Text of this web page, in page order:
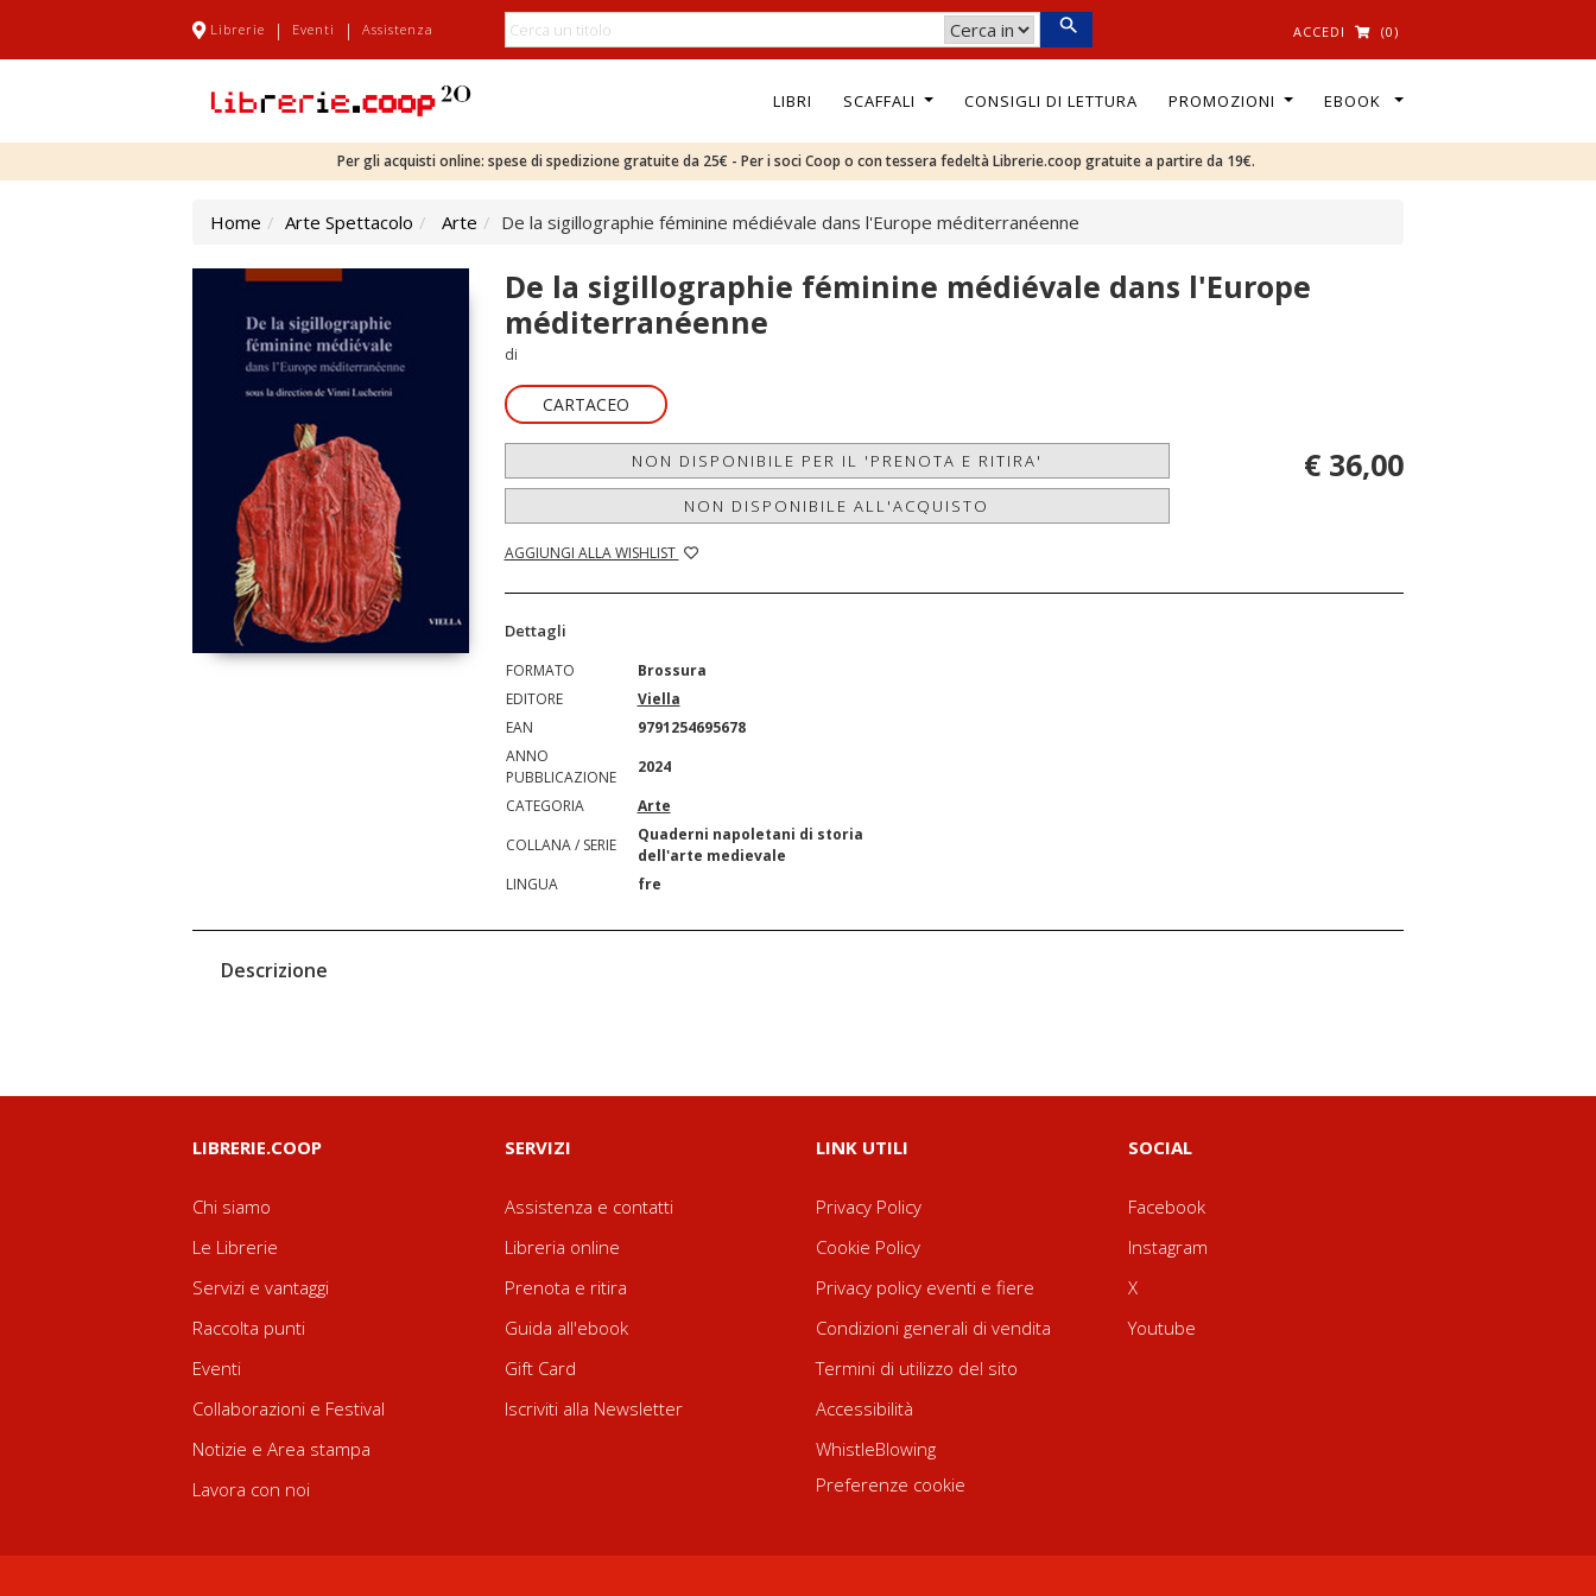
Librerie | Eventi | Assistenza ACCEDI (0)
LIBRI SCAFFALI CONSIGLI DI LETTURA PROMOZIONI EBOOK
Per gli acquisti online: spese di spedizione gratuite da 25€ - Per i soci Coop o con tessera fedeltà Librerie.coop gratuite a partire da 19€.
Home Arte Spettacolo Arte De la sigillographie féminine médiévale dans l'Europe méditerranéenne
De la sigillographie féminine médiévale dans l'Europe
méditerranéenne
di
CARTACEO
NON DISPONIBILE PER IL 'PRENOTA E RITIRA'
NON DISPONIBILE ALL'ACQUISTO
AGGIUNGI ALLA WISHLIST
€ 36,00
Dettagli
FORMATO
Brossura
EDITORE
Viella
EAN
9791254695678
ANNO
PUBBLICAZIONE
2024
CATEGORIA
Arte
COLLANA / SERIE
Quaderni napoletani di storia
dell'arte medievale
LINGUA
fre
Descrizione
LIBRERIE.COOP
Chi siamo
Le Librerie
Servizi e vantaggi
Raccolta punti
Eventi
Collaborazioni e Festival
Notizie e Area stampa
Lavora con noi
SERVIZI
Assistenza e contatti
Libreria online
Prenota e ritira
Guida all'ebook
Gift Card
Iscriviti alla Newsletter
LINK UTILI
Privacy Policy
Cookie Policy
Privacy policy eventi e fiere
Condizioni generali di vendita
Termini di utilizzo del sito
Accessibilità
WhistleBlowing
Preferenze cookie
SOCIAL
Facebook
Instagram
X
Youtube